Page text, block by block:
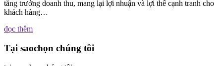
tăng trưởng doanh thu, mang lại lợi nhuận và lợi thế cạnh tranh cho
khách hàng…
đọc thêm
Tại saochọn chúng tôi